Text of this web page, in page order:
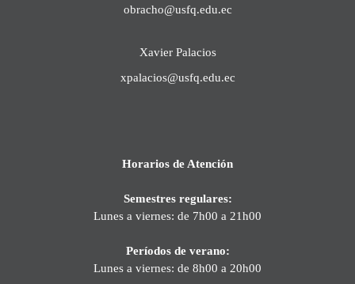
obracho@usfq.edu.ec
Xavier Palacios
xpalacios@usfq.edu.ec
Horarios de Atención
Semestres regulares:
Lunes a viernes: de 7h00 a 21h00
Períodos de verano:
Lunes a viernes: de 8h00 a 20h00